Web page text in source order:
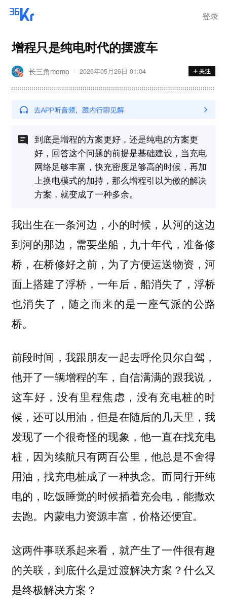
登录
增程只是纯电时代的摆渡车
长三角momo 2026年05月26日 01:04
到底是增程的方案更好，还是纯电的方案更
好，回答这个问题的前提是基础建设，当充电
网络足够丰富，快充密度足够高的时候，再加
上换电模式的加持，那么增程引以为傲的解决
方案，就变成了一种多余。
我出生在一条河边，小的时候，从河的这边
到河的那边，需要坐船，九十年代，准备修
桥，在桥修好之前，为了方便运送物资，河
面上搭建了浮桥，一年后，船消失了，浮桥
也消失了，随之而来的是一座气派的公路
桥。
前段时间，我跟朋友一起去呼伦贝尔自驾，
他开了一辆增程的车，自信满满的跟我说，
这车好，没有里程焦虑，没有充电桩的时
候，还可以用油，但是在随后的几天里，我
发现了一个很奇怪的现象，他一直在找充电
桩，因为续航只有两百公里，他总是不舍得
用油，找充电桩成了一种执念。而同行开纯
电的，吃饭睡觉的时候插着充会电，能撒欢
去跑。内蒙电力资源丰富，价格还便宜。
这两件事联系起来看，就产生了一件很有趣
的关联，到底什么是过渡解决方案？什么又
是终极解决方案？